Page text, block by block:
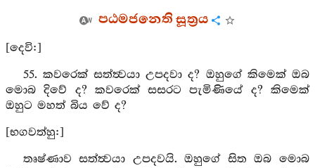
පඨමජනෙති සූත්‍රය
[දෙවි:]
55. කවරෙක් සත්ත්‍වයා උපදවා ද? ඔහුගේ කිමෙක් ඔබ
මොබ දිවේ ද? කවරෙක් සසරට පැමිණියේ ද? කිමෙක්
ඔහුට මහත් බිය වේ ද?
[භගවත්හු:]
තෘෂ්ණාව සත්ත්‍වයා උපදවයි. ඔහුගේ සිත ඔබ මොබ